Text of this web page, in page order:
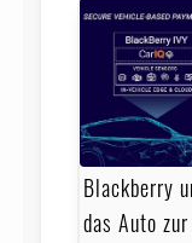
Blackberry
das Auto